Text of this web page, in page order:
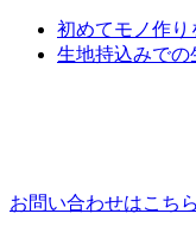
初めてモノ作り
生地持込みで
お問い合わせはこちら